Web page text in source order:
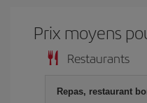
Prix ​​moyens
Restaurants
Repas, restaurant